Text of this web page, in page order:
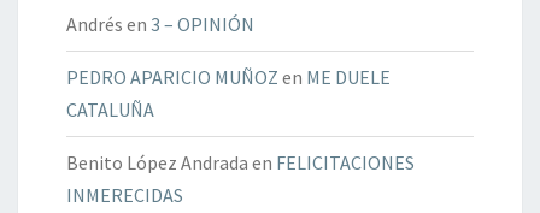
Andrés en 3 – OPINIÓN
PEDRO APARICIO MUÑOZ en ME DUELE
CATALUÑA
Benito López Andrada en FELICITACIONES
INMERECIDAS